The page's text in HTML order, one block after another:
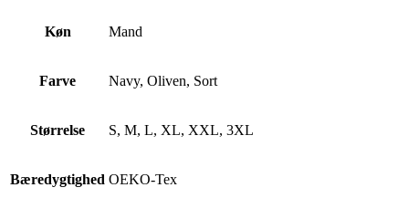
Køn Mand
Farve Navy, Oliven, Sort
Størrelse S, M, L, XL, XXL, 3XL
Bæredygtighed OEKO-Tex